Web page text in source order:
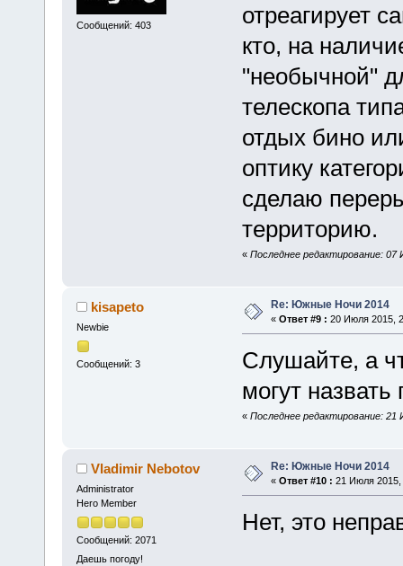
Сообщений: 403
отреагирует
кто, на
"необычной"
телескопа
отдых бино
оптику
сделаю
территорию.
« Последнее редактирование:
kisapeto
Newbie
Сообщений: 3
Re: Южные Ночи 2014
« Ответ #9 : 20 Июля 2015,
Слушайте, а
могут
« Последнее редактирование: 21
Vladimir Nebotov
Administrator
Hero Member
Сообщений: 2071
Даешь погоду!
Re: Южные Ночи 2014
« Ответ #10 : 21 Июля 2015,
Нет, это